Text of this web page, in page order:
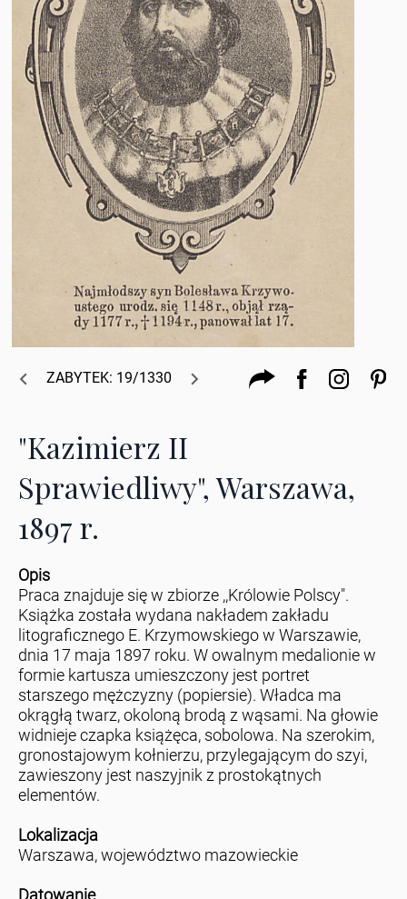
ZABYTEK: 19/1330
"Kazimierz II
Sprawiedliwy", Warszawa,
1897 r.
Opis
Praca znajduje się w zbiorze ,,Królowie Polscy".
Książka została wydana nakładem zakładu
litograficznego E. Krzymowskiego w Warszawie,
dnia 17 maja 1897 roku. W owalnym medalionie w
formie kartusza umieszczony jest portret
starszego mężczyzny (popiersie). Władca ma
okrągłą twarz, okoloną brodą z wąsami. Na głowie
widnieje czapka książęca, sobolowa. Na szerokim,
gronostajowym kołnierzu, przylegającym do szyi,
zawieszony jest naszyjnik z prostokątnych
elementów.
Lokalizacja
Warszawa, województwo mazowieckie
Datowanie